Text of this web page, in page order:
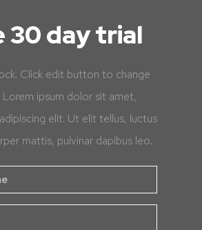
30 day trial
Click edit button to change
ipsum dolor sit amet,
elit. Ut elit tellus, luctus
mattis, pulvinar dapibus leo.